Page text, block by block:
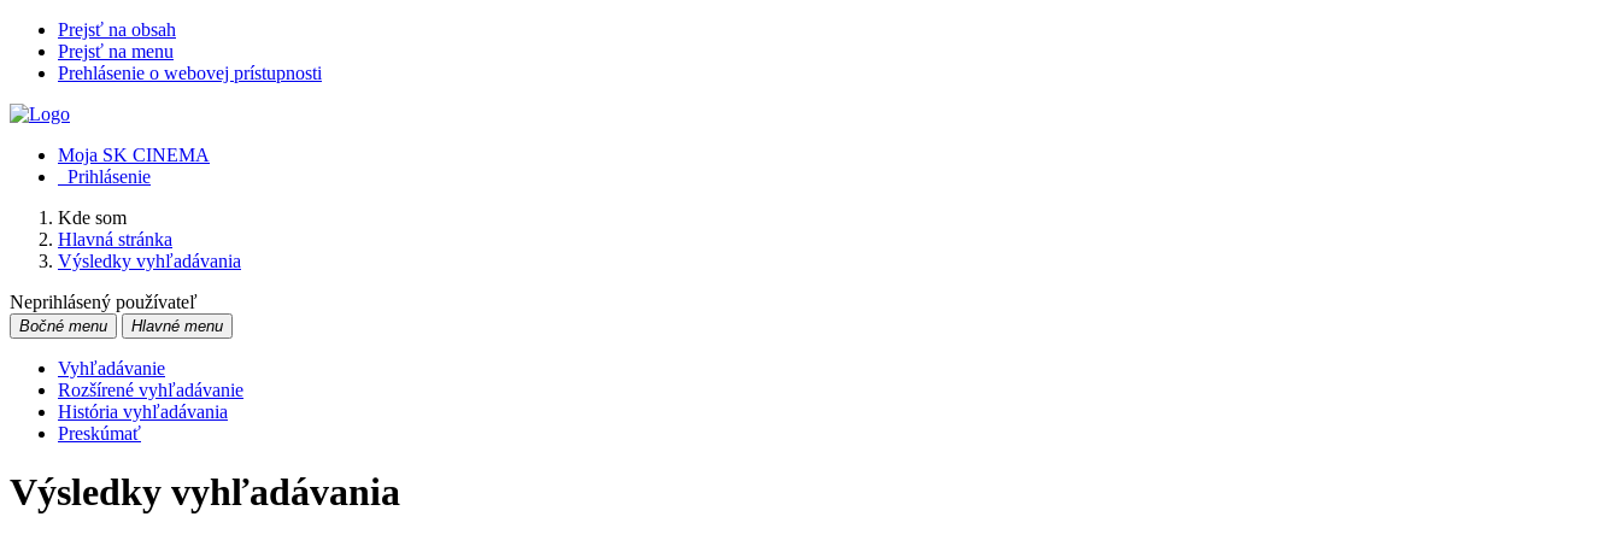
Prejsť na obsah
Prejsť na menu
Prehlásenie o webovej prístupnosti
Moja SK CINEMA
Prihlásenie
Kde som
Hlavná stránka
Výsledky vyhľadávania
Neprihlásený používateľ
Bočné menu Hlavné menu
Vyhľadávanie
Rozšírené vyhľadávanie
História vyhľadávania
Preskúmať
Výsledky vyhľadávania